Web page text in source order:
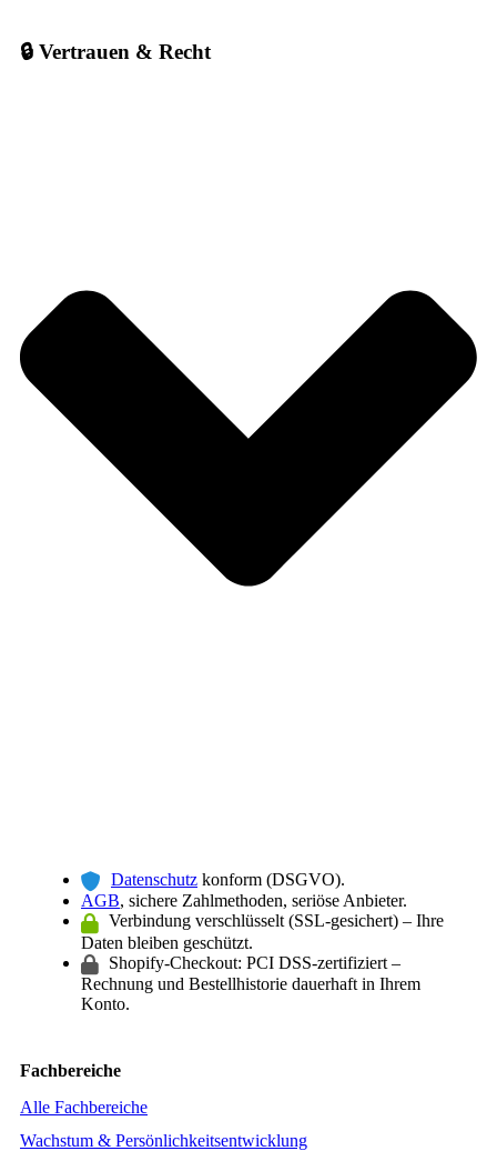
🔒 Vertrauen & Recht
Datenschutz konform (DSGVO).
AGB, sichere Zahlmethoden, seriöse Anbieter.
Verbindung verschlüsselt (SSL-gesichert) – Ihre
Daten bleiben geschützt.
Shopify-Checkout: PCI DSS-zertifiziert –
Rechnung und Bestellhistorie dauerhaft in Ihrem
Konto.
Fachbereiche
Alle Fachbereiche
Wachstum & Persönlichkeitsentwicklung